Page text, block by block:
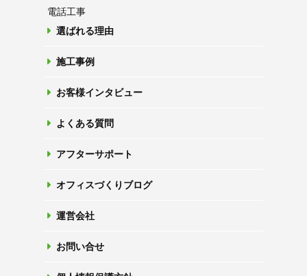
電話工事
選ばれる理由
施工事例
お客様インタビュー
よくある質問
アフターサポート
オフィスづくりブログ
運営会社
お問い合せ